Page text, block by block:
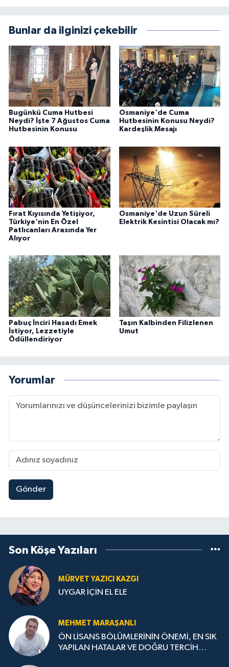
Bunlar da ilginizi çekebilir
Bugünkü Cuma Hutbesi
Neydi? İşte 7 Ağustos Cuma
Hutbesinin Konusu
Osmaniye'de Cuma
Hutbesinin Konusu Neydi?
Kardeşlik Mesajı
Fırat Kıyısında Yetişiyor,
Türkiye'nin En Özel
Patlıcanları Arasında Yer
Alıyor
Osmaniye'de Uzun Süreli
Elektrik Kesintisi Olacak mı?
Pabuç İnciri Hasadı Emek
İstiyor, Lezzetiyle
Ödüllendiriyor
Taşın Kalbinden Filizlenen
Umut
Yorumlar
Gönder
Son Köşe Yazıları
MÜRVET YAZICI KAZGI
UYGAR İÇİN EL ELE
MEHMET MARAŞANLI
ÖN LİSANS BÖLÜMLERİNİN ÖNEMİ, EN SIK
YAPILAN HATALAR VE DOĞRU TERCİH